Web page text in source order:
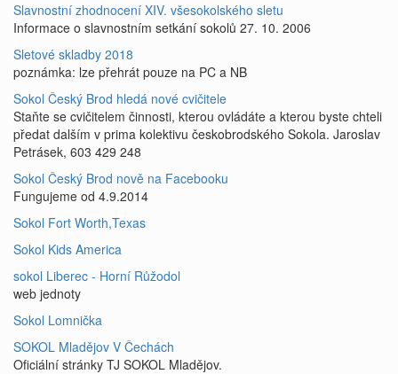
Slavnostní zhodnocení XIV. všesokolského sletu
Informace o slavnostním setkání sokolů 27. 10. 2006
Sletové skladby 2018
poznámka: lze přehrát pouze na PC a NB
Sokol Český Brod hledá nové cvičitele
Staňte se cvičitelem činnosti, kterou ovládáte a kterou byste chteli
předat dalším v prima kolektivu českobrodského Sokola. Jaroslav
Petrásek, 603 429 248
Sokol Český Brod nově na Facebooku
Fungujeme od 4.9.2014
Sokol Fort Worth,Texas
Sokol Kids America
sokol Liberec - Horní Růžodol
web jednoty
Sokol Lomnička
SOKOL Mladějov V Čechách
Oficiální stránky TJ SOKOL Mladějov.